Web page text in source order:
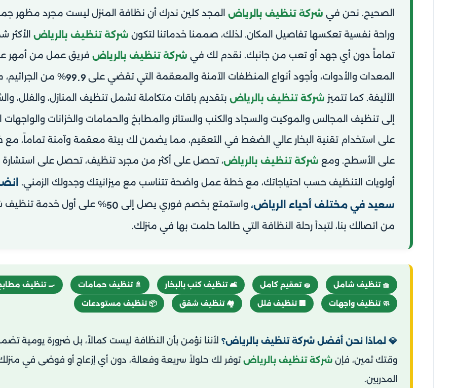
الصحيح. نحن في شركة تنظيف بالرياض المجد كلين ندرك أن نظافة المنزل ليست مجرد مظهر
وراحة نفسية تعكسها تفاصيل المكان. لذلك، صممنا خدماتنا لتكون شركة تنظيف بالرياض الأكثر
تماماً دون أي جهد أو تعب من جانبك. نقدم لك في شركة تنظيف بالرياض فريق عمل من أمهر
المعدات والأدوات، وأجود أنواع المنظفات الآمنة والمعقمة التي تقضي على 99.9% من
الأليفة. كما تتميز شركة تنظيف بالرياض بتقديم باقات متكاملة تشمل تنظيف المنازل، والفلل،
إلى تنظيف المجالس والموكيت والسجاد والكنب والستائر والمطابخ والحمامات والخزانات والواجهات
على استخدام تقنية البخار عالي الضغط في التعقيم، مما يضمن لك بيئة معقمة وآمنة تماماً، مع
على الأسطح. ومع شركة تنظيف بالرياض، تحصل على أكثر من مجرد تنظيف، تحصل على استشارة
أولويات التنظيف حسب احتياجاتك، مع خطة عمل واضحة تتناسب مع ميزانيتك وجدولك الزمني.
سعيد في مختلف أحياء الرياض، واستمتع بخصم فوري يصل إلى 50% على أول خدمة تنظيف
من اتصالك بنا، لتبدأ رحلة النظافة التي طالما حلمت بها في منزلك.
🧺 تنظيف شامل 🧽 تعقيم كامل 🛋️ تنظيف كنب بالبخار 🚿 تنظيف حمامات 🍳 تنظيف
🧼 تنظيف واجهات 🏢 تنظيف فلل 🏘️ تنظيف شقق 📦 تنظيف مستودعات
💎 لماذا نحن أفضل شركة تنظيف بالرياض؟ لأننا نؤمن بأن النظافة ليست كمالاً، بل ضرورة يومية
وقتك ثمين، فإن شركة تنظيف بالرياض توفر لك حلولاً سريعة وفعالة، دون أي إزعاج أو فوضى في
المدربين.